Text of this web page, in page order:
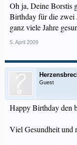
Oh ja, Deine Borstis
Birthday für die zwei
ganz viele Jahre
5. April 2009
Guest
Happy Birthday den
Viel Gesundheit und